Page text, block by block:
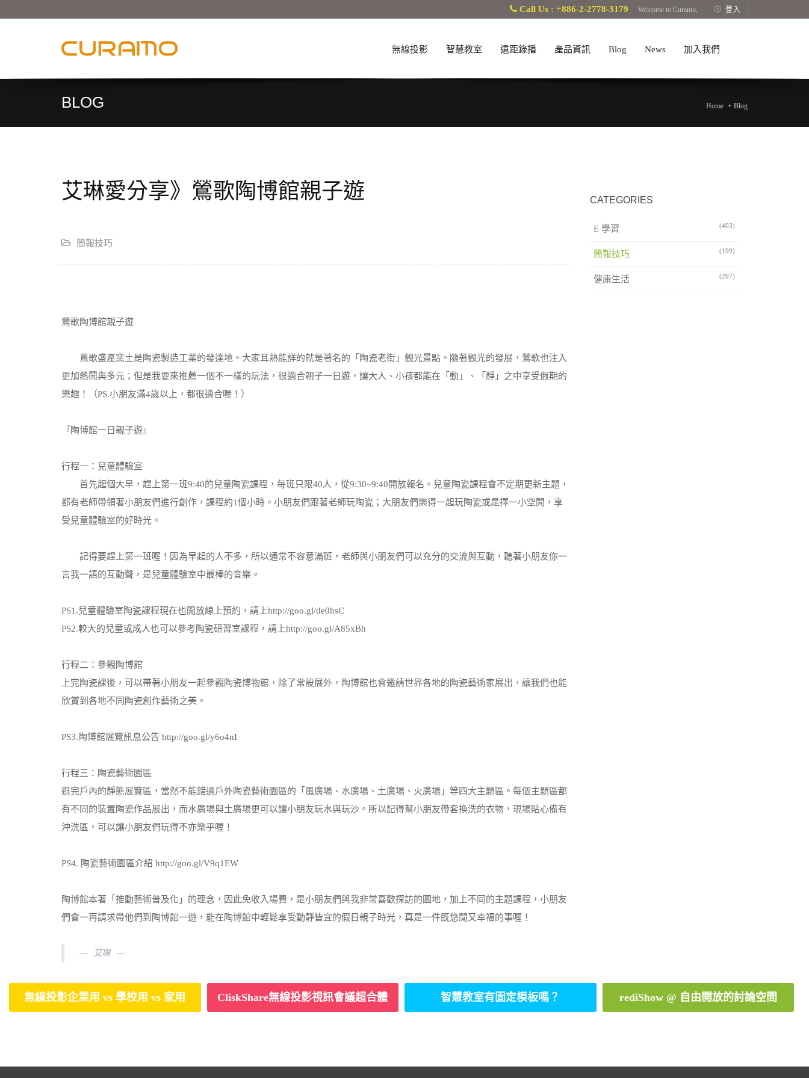
Call Us : +886-2-2778-3179 Welcome to Curamo, 登入
無線投影 智慧教室 遠距錄播 產品資訊 Blog News 加入我們
BLOG Home Blog
艾琳愛分享》鶯歌陶博館親子遊
簡報技巧
鶯歌陶博館親子遊
鶑歌盛產窯土是陶瓷製造工業的發達地。大家耳熟能詳的就是著名的「陶瓷老街」觀光景點。隨著觀光的發展，鶯歌也注入
更加熱鬧與多元；但是我要來推薦一個不一樣的玩法，很適合親子一日遊，讓大人、小孩都能在「動」、「靜」之中享受假期的
樂趣！（PS.小朋友滿4歲以上，都很適合喔！）
『陶博館一日親子遊』
行程一：兒童體驗室
首先起個大早，趕上第一班9:40的兒童陶瓷課程，每班只限40人，從9:30~9:40開放報名。兒童陶瓷課程會不定期更新主題，
都有老師帶領著小朋友們進行創作，課程約1個小時。小朋友們跟著老師玩陶瓷；大朋友們樂得一起玩陶瓷或是擇一小空間，享
受兒童體驗室的好時光。
記得要趕上第一班喔！因為早起的人不多，所以通常不容意滿班，老師與小朋友們可以充分的交流與互動，聽著小朋友你一
言我一語的互動聲，是兒童體驗室中最棒的音樂。
PS1.兒童體驗室陶瓷課程現在也開放線上預約，請上http://goo.gl/de0hsC
PS2.較大的兒童或成人也可以參考陶瓷研習室課程，請上http://goo.gl/A85xBh
行程二：參觀陶博館
上完陶瓷課後，可以帶著小朋友一起參觀陶瓷博物館，除了常設展外，陶博館也會邀請世界各地的陶瓷藝術家展出，讓我們也能
欣賞到各地不同陶瓷創作藝術之美。
PS3.陶博館展覽訊息公告 http://goo.gl/y6o4nI
行程三：陶瓷藝術園區
逛完戶內的靜態展覽區，當然不能錯過戶外陶瓷藝術園區的「風廣場、水廣場、土廣場、火廣場」等四大主題區。每個主題區都
有不同的裝置陶瓷作品展出，而水廣場與土廣場更可以讓小朋友玩水與玩沙。所以記得幫小朋友帶套換洗的衣物，現場貼心備有
沖洗區，可以讓小朋友們玩得不亦樂乎喔！
PS4. 陶瓷藝術園區介紹 http://goo.gl/V9q1EW
陶博館本著「推動藝術普及化」的理念，因此免收入場費，是小朋友們與我非常喜歡探訪的園地，加上不同的主題課程，小朋友
們會一再請求帶他們到陶博館一遊，能在陶博館中輕鬆享受動靜皆宜的假日親子時光，真是一件既悠閒又幸福的事喔！
艾琳
CATEGORIES
(403)
E 學習
(199)
簡報技巧
(297)
健康生活
無線投影企業用 vs 學校用 vs 家用 CliskShare無線投影視訊會議超合體 智慧教室有固定模板嗎？ rediShow @ 自由開放的討論空間